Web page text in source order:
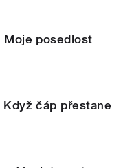
Moje posedlost
čáp přestane